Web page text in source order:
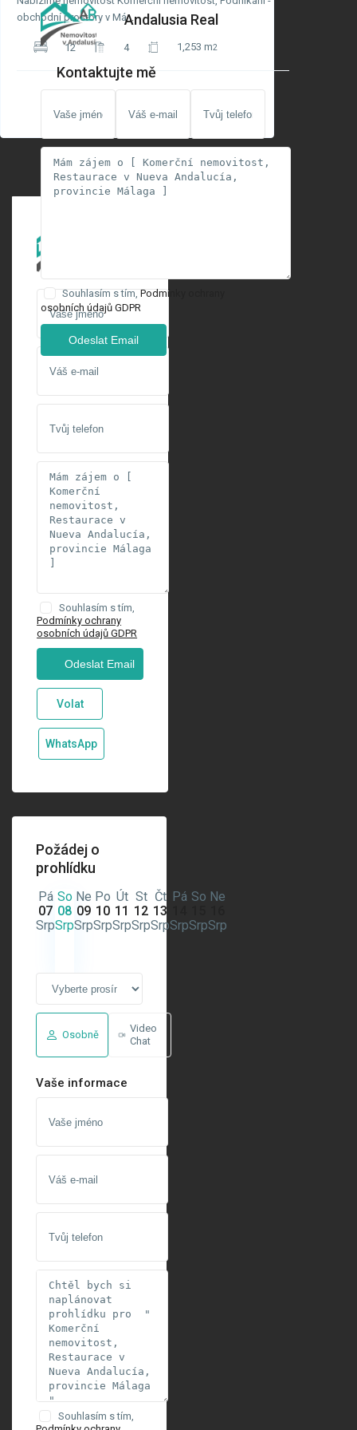
obchodní prostory v Má...
12 4 1,253 m2
Andalusia Real
Kontaktujte mě
Souhlasím s tím,Podmínky ochrany
osobních údajů GDPR
Souhlasím s tím,
Podmínky ochrany
osobních údajů GDPR
Volat
WhatsApp
Požádej o
prohlídku
Pá
07
Srp
So
08
Srp
Ne
09
Srp
Po
10
Srp
Út
11
Srp
St
12
Srp
Čt
13
Srp
Pá
Srp
So
Srp
Ne
Srp
Osobně
Video
Chat
Vaše informace
Souhlasím s tím,